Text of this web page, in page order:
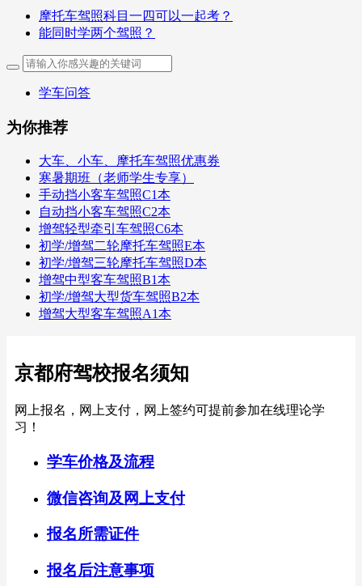
摩托车驾照科目一四可以一起考？
能同时学两个驾照？
学车问答
为你推荐
大车、小车、摩托车驾照优惠券
寒暑期班（老师学生专享）
手动挡小客车驾照C1本
自动挡小客车驾照C2本
增驾轻型牵引车驾照C6本
初学/增驾二轮摩托车驾照E本
初学/增驾三轮摩托车驾照D本
增驾中型客车驾照B1本
初学/增驾大型货车驾照B2本
增驾大型客车驾照A1本
京都府驾校报名须知
网上报名，网上支付，网上签约可提前参加在线理论学
习！
学车价格及流程
微信咨询及网上支付
报名所需证件
报名后注意事项